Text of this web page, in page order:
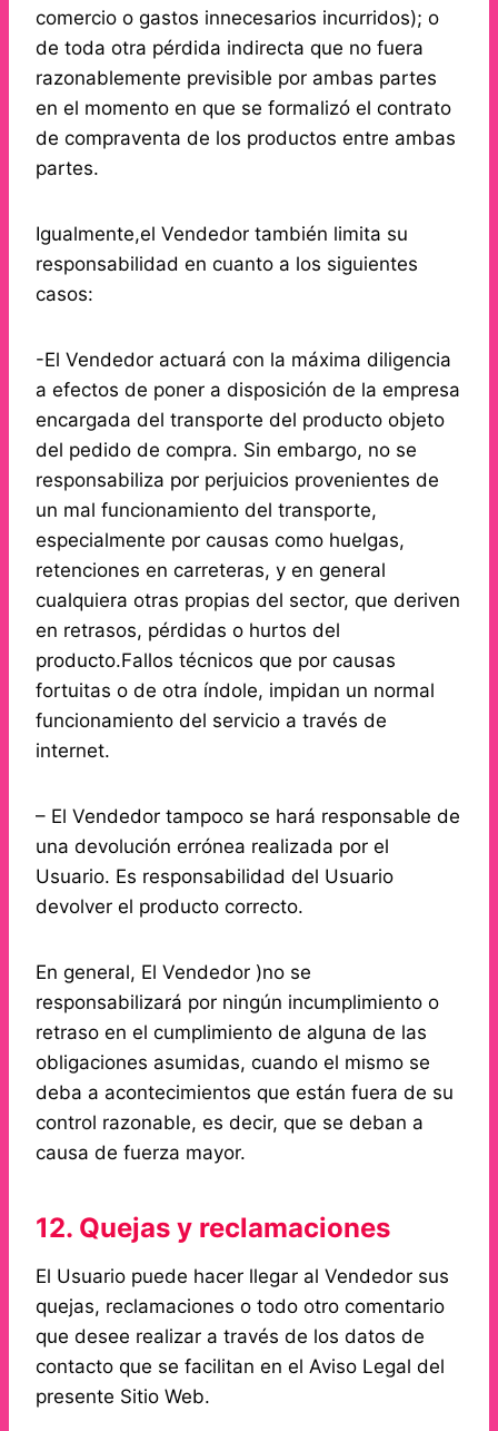
comercio o gastos innecesarios incurridos); o
de toda otra pérdida indirecta que no fuera
razonablemente previsible por ambas partes
en el momento en que se formalizó el contrato
de compraventa de los productos entre ambas
partes.
Igualmente,el Vendedor también limita su
responsabilidad en cuanto a los siguientes
casos:
-El Vendedor actuará con la máxima diligencia
a efectos de poner a disposición de la empresa
encargada del transporte del producto objeto
del pedido de compra. Sin embargo, no se
responsabiliza por perjuicios provenientes de
un mal funcionamiento del transporte,
especialmente por causas como huelgas,
retenciones en carreteras, y en general
cualquiera otras propias del sector, que deriven
en retrasos, pérdidas o hurtos del
producto.Fallos técnicos que por causas
fortuitas o de otra índole, impidan un normal
funcionamiento del servicio a través de
internet.
– El Vendedor tampoco se hará responsable de
una devolución errónea realizada por el
Usuario. Es responsabilidad del Usuario
devolver el producto correcto.
En general, El Vendedor )no se
responsabilizará por ningún incumplimiento o
retraso en el cumplimiento de alguna de las
obligaciones asumidas, cuando el mismo se
deba a acontecimientos que están fuera de su
control razonable, es decir, que se deban a
causa de fuerza mayor.
12. Quejas y reclamaciones
El Usuario puede hacer llegar al Vendedor sus
quejas, reclamaciones o todo otro comentario
que desee realizar a través de los datos de
contacto que se facilitan en el Aviso Legal del
presente Sitio Web.